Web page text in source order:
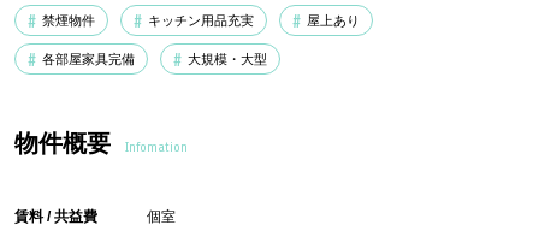
禁煙物件 キッチン用品充実 屋上あり
各部屋家具完備 大規模・大型
物件概要 Infomation
賃料 / 共益費 個室